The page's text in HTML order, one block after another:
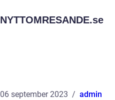
NYTTOMRESANDE.se
06 september 2023 admin